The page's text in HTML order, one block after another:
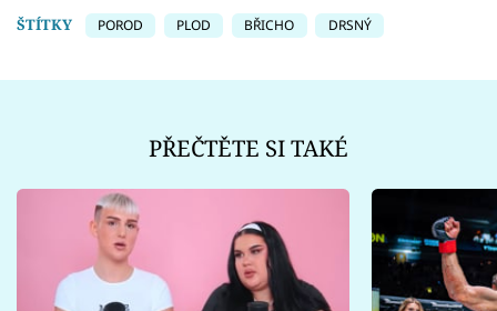
ŠTÍTKY
POROD PLOD BŘICHO DRSNÝ
PŘEČTĚTE SI TAKÉ